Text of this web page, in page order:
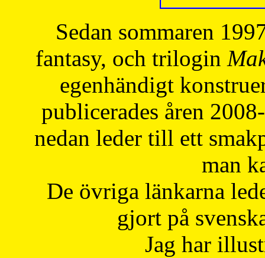
Sedan sommaren
fantasy, och trilogin
egenhändigt
publicerades åren
nedan leder till ett
man
De övriga länkarna
gjort på
Jag har